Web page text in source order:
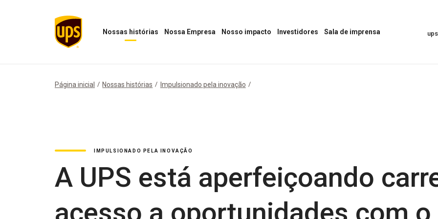
Nossas histórias Nossa Empresa Nosso impacto
impacto”
Investidores Sala de imprensa
Página inicial Nossas histórias Impulsionado pela inovação
IMPULSIONADO PELA INOVAÇÃO
A UPS está aperfeiçoando